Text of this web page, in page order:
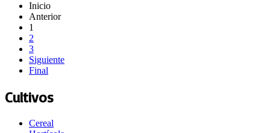
Inicio
Anterior
1
2
3
Siguiente
Final
Cultivos
Cereal